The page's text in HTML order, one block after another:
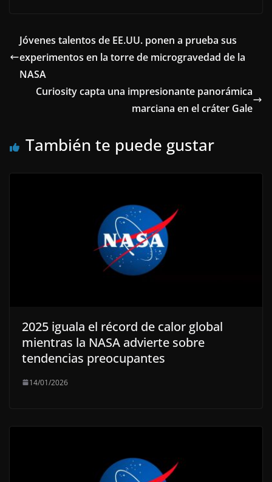
Jóvenes talentos de EE.UU. ponen a prueba sus
experimentos en la torre de microgravedad de la
NASA
Curiosity capta una impresionante panorámica
marciana en el cráter Gale
También te puede gustar
2025 iguala el récord de calor global
mientras la NASA advierte sobre
tendencias preocupantes
14/01/2026